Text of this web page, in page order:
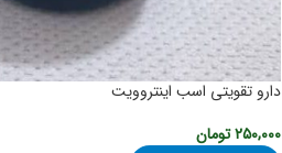
دارو تقویتی اسب اینتروویت
۲۵۰,۰۰۰تومان